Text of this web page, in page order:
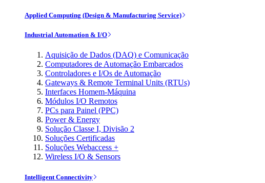
Applied Computing (Design & Manufacturing Service)
Industrial Automation & I/O
Aquisição de Dados (DAQ) e Comunicação
Computadores de Automação Embarcados
Controladores e I/Os de Automação
Gateways & Remote Terminal Units (RTUs)
Interfaces Homem-Máquina
Módulos I/O Remotos
PCs para Painel (PPC)
Power & Energy
Solução Classe I, Divisão 2
Soluções Certificadas
Soluções Webaccess +
Wireless I/O & Sensors
Intelligent Connectivity